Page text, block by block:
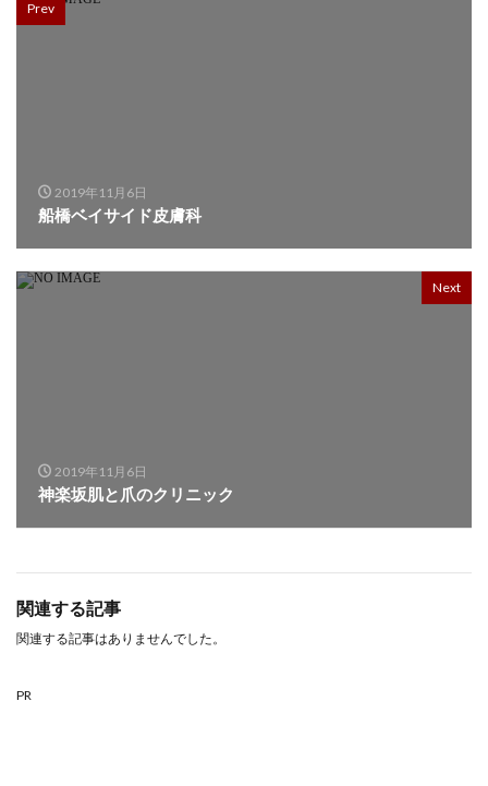
Prev
2019年11月6日
船橋ベイサイド皮膚科
Next
2019年11月6日
神楽坂肌と爪のクリニック
関連する記事
関連する記事はありませんでした。
PR